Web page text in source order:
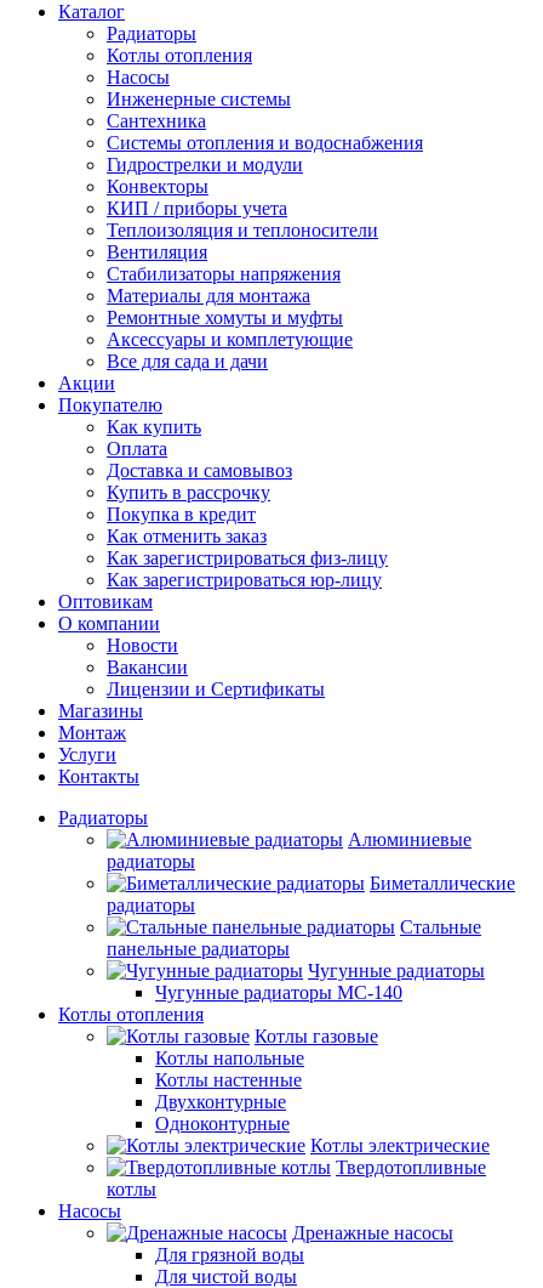
Каталог
Радиаторы
Котлы отопления
Насосы
Инженерные системы
Сантехника
Системы отопления и водоснабжения
Гидрострелки и модули
Конвекторы
КИП / приборы учета
Теплоизоляция и теплоносители
Вентиляция
Стабилизаторы напряжения
Материалы для монтажа
Ремонтные хомуты и муфты
Аксессуары и комплетующие
Все для сада и дачи
Акции
Покупателю
Как купить
Оплата
Доставка и самовывоз
Купить в рассрочку
Покупка в кредит
Как отменить заказ
Как зарегистрироваться физ-лицу
Как зарегистрироваться юр-лицу
Оптовикам
О компании
Новости
Вакансии
Лицензии и Сертификаты
Магазины
Монтаж
Услуги
Контакты
Радиаторы
Алюминиевые
радиаторы
Биметаллические
радиаторы
Стальные
панельные радиаторы
Чугунные радиаторы
Чугунные радиаторы МС-140
Котлы отопления
Котлы газовые
Котлы напольные
Котлы настенные
Двухконтурные
Одноконтурные
Котлы электрические
Твердотопливные
котлы
Насосы
Дренажные насосы
Для грязной воды
Для чистой воды